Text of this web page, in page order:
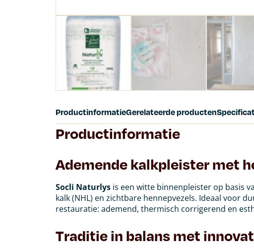
ProductinformatieGerelateerde producten
Productinformatie
Ademende kalkpleister met
Socli Naturlys is een witte binnenpleister op basis
kalk (NHL) en zichtbare hennepvezels. Ideaal voor
restauratie: ademend, thermisch corrigerend en
Traditie in balans met